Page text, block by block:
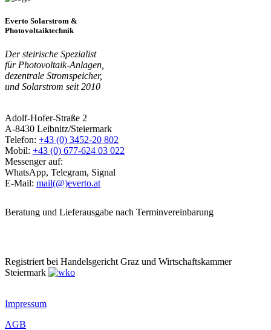
Everto Solarstrom &
Photovoltaiktechnik
Der steirische Spezialist
für Photovoltaik-Anlagen,
dezentrale Stromspeicher,
und Solarstrom seit 2010
Adolf-Hofer-Straße 2
A-8430 Leibnitz/Steiermark
Telefon: +43 (0) 3452-20 802
Mobil: +43 (0) 677-624 03 022
Messenger auf:
WhatsApp, Telegram, Signal
E-Mail: mail(@)everto.at
Beratung und Lieferausgabe nach Terminvereinbarung
Registriert bei Handelsgericht Graz und Wirtschaftskammer
Steiermark
Impressum
AGB